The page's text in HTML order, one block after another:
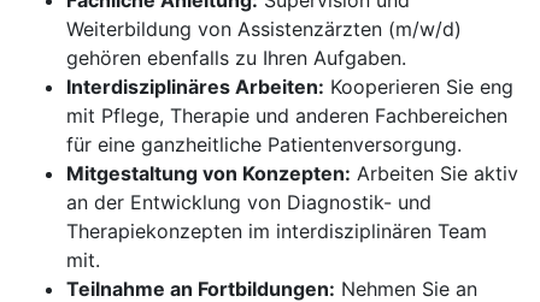
Weiterbildung von Assistenzärzten (m/w/d)
gehören ebenfalls zu Ihren Aufgaben.
Interdisziplinäres Arbeiten: Kooperieren Sie eng
mit Pflege, Therapie und anderen Fachbereichen
für eine ganzheitliche Patientenversorgung.
Mitgestaltung von Konzepten: Arbeiten Sie aktiv
an der Entwicklung von Diagnostik- und
Therapiekonzepten im interdisziplinären Team
mit.
Teilnahme an Fortbildungen: Nehmen Sie an